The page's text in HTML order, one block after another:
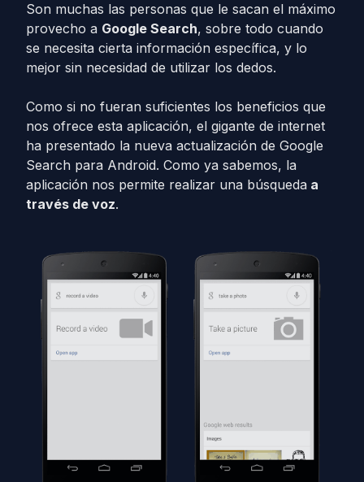
Son muchas las personas que le sacan el máximo
provecho a Google Search, sobre todo cuando
se necesita cierta información específica, y lo
mejor sin necesidad de utilizar los dedos.
Como si no fueran suficientes los beneficios que
nos ofrece esta aplicación, el gigante de internet
ha presentado la nueva actualización de Google
Search para Android. Como ya sabemos, la
aplicación nos permite realizar una búsqueda a
través de voz.